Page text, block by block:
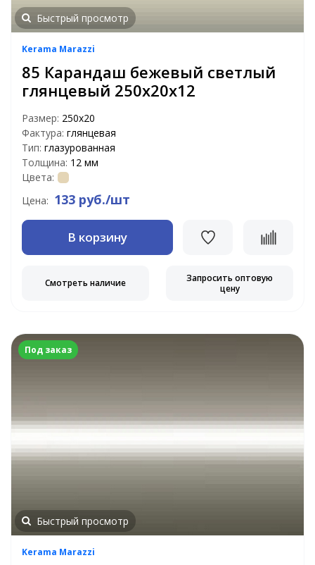
Быстрый просмотр
Kerama Marazzi
85 Карандаш бежевый светлый
глянцевый 250х20х12
Размер: 250х20
Фактура: глянцевая
Тип: глазурованная
Толщина: 12 мм
Цвета:
Цена: 133 руб./шт
В корзину
Смотреть наличие
Запросить оптовую
цену
Под заказ
Быстрый просмотр
Kerama Marazzi